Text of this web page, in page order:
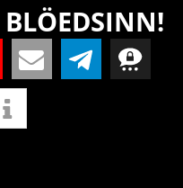
BLÖEDSINN!